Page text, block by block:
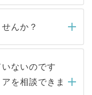
気のある医療機
募が殺到する場
に合った人材の
るケースが増え
は一切ありませ
内定をいただい
せん。内定先へ
ートナーが行い
。
んか？
はありませんの
イトからの登録
の個人情報は、
よび転職活動の
ないのです
を相談できま